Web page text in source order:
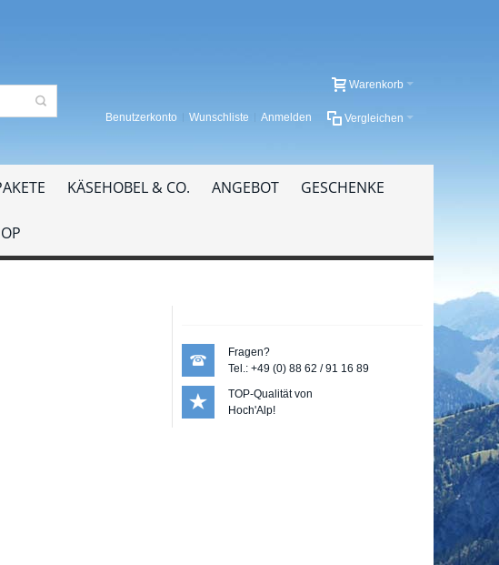
Warenkorb
Vergleichen
Benutzerkonto Wunschliste Anmelden
KÄSEHOBEL & CO. ANGEBOT GESCHENKE
Fragen?
Tel.: +49 (0) 88 62 / 91 16 89
TOP-Qualität von
Hoch'Alp!